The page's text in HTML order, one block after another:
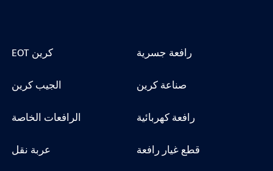
EOT كرين
رافعة جسرية
الجيب كرين
صناعة كرين
الرافعات الخاصة
رافعة كهربائية
عربة نقل
قطع غيار رافعة